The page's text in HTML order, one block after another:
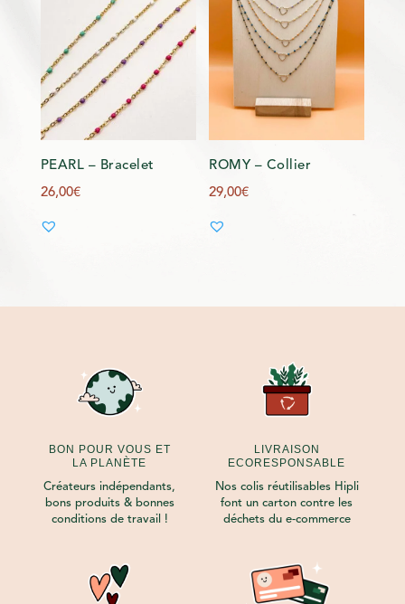
PEARL – Bracelet
26,00€
ROMY – Collier
29,00€
BON POUR VOUS ET
LA PLANÈTE
Créateurs indépendants,
bons produits & bonnes
conditions de travail !
LIVRAISON
ECORESPONSABLE
Nos colis réutilisables Hipli
font un carton contre les
déchets du e-commerce